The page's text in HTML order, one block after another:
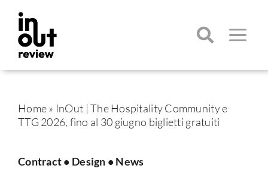
contenuto
Toggle
per:
Home» InOut | The Hospitality Community e
TTG 2026, fino al 30 giugno biglietti gratuiti
Contract• Design • News